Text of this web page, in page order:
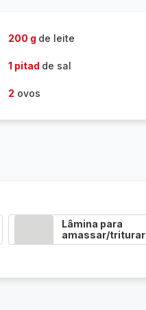
200 g de leite
1 pitad de sal
2 ovos
Lâmina para
amassar/triturar